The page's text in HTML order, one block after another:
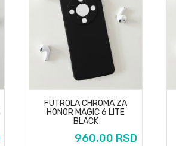
FUTROLA CHROMA ZA
HONOR MAGIC 6 LITE
BLACK
960,00 RSD